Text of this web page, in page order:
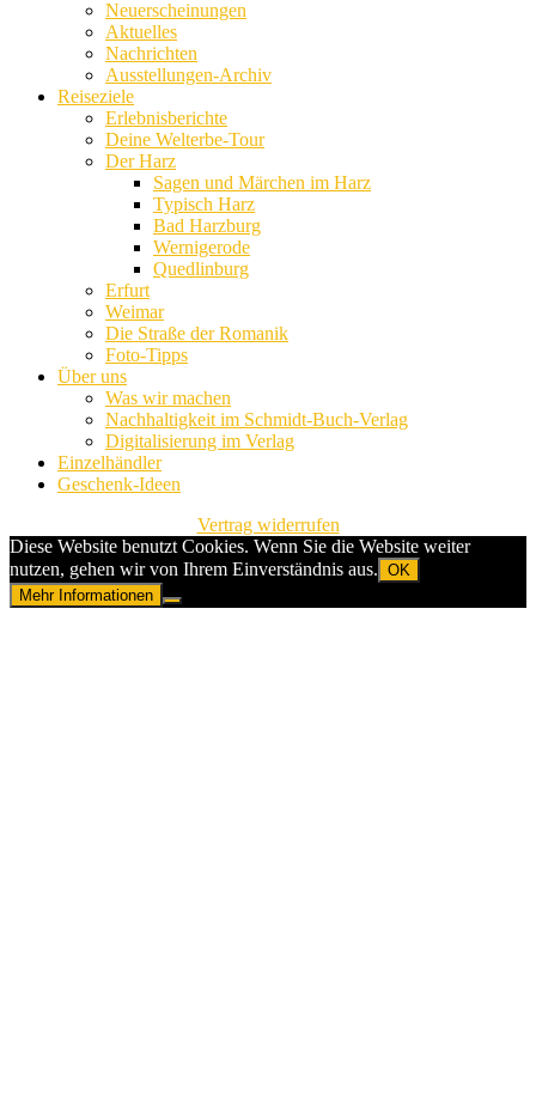
Neuerscheinungen
Aktuelles
Nachrichten
Ausstellungen-Archiv
Reiseziele
Erlebnisberichte
Deine Welterbe-Tour
Der Harz
Sagen und Märchen im Harz
Typisch Harz
Bad Harzburg
Wernigerode
Quedlinburg
Erfurt
Weimar
Die Straße der Romanik
Foto-Tipps
Über uns
Was wir machen
Nachhaltigkeit im Schmidt-Buch-Verlag
Digitalisierung im Verlag
Einzelhändler
Geschenk-Ideen
Vertrag widerrufen
Diese Website benutzt Cookies. Wenn Sie die Website weiter
nutzen, gehen wir von Ihrem Einverständnis aus. OK
Mehr Informationen